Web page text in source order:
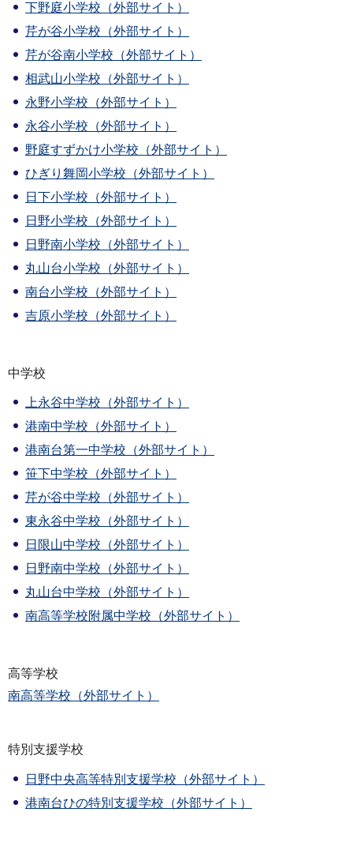
下野庭小学校（外部サイト）
芹が谷小学校（外部サイト）
芹が谷南小学校（外部サイト）
相武山小学校（外部サイト）
永野小学校（外部サイト）
永谷小学校（外部サイト）
野庭すずかけ小学校（外部サイト）
ひぎり舞岡小学校（外部サイト）
日下小学校（外部サイト）
日野小学校（外部サイト）
日野南小学校（外部サイト）
丸山台小学校（外部サイト）
南台小学校（外部サイト）
吉原小学校（外部サイト）
中学校
上永谷中学校（外部サイト）
港南中学校（外部サイト）
港南台第一中学校（外部サイト）
笹下中学校（外部サイト）
芹が谷中学校（外部サイト）
東永谷中学校（外部サイト）
日限山中学校（外部サイト）
日野南中学校（外部サイト）
丸山台中学校（外部サイト）
南高等学校附属中学校（外部サイト）
高等学校
南高等学校（外部サイト）
特別支援学校
日野中央高等特別支援学校（外部サイト）
港南台ひの特別支援学校（外部サイト）